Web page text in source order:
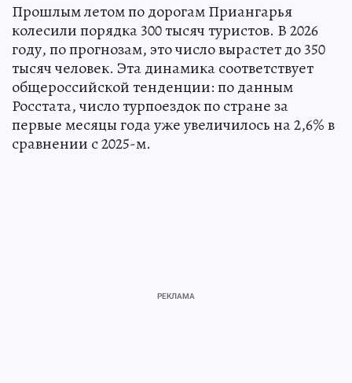
Прошлым летом по дорогам Приангарья
колесили порядка 300 тысяч туристов. В 2026
году, по прогнозам, это число вырастет до 350
тысяч человек. Эта динамика соответствует
общероссийской тенденции: по данным
Росстата, число турпоездок по стране за
первые месяцы года уже увеличилось на 2,6% в
сравнении с 2025-м.